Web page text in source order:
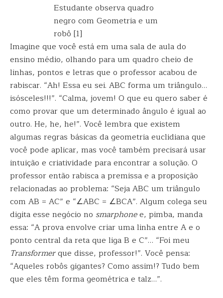
Estudante observa quadro
negro com Geometria e um
robô [1]
Imagine que você está em uma sala de aula do
ensino médio, olhando para um quadro cheio de
linhas, pont­­os e letras que o professor acabou de
rabiscar. “Ah! Essa eu sei. ABC forma um triângulo…
isósceles!!!”. “Calma, jovem! O que eu quero saber é
como provar que um determinado ângulo é igual ao
outro. He, he, he!”. Você lembra que existem
algumas regras básicas da geometria euclidiana que
você pode aplicar, mas você também precisará usar
intuição e criatividade para encontrar a solução. O
professor então rabisca a premissa e a proposição
relacionadas ao problema: “Seja ABC um triângulo
com AB = AC” e “∠ABC = ∠BCA”. Algum colega seu
digita esse negócio no smarphonee, pimba, manda
essa: “A prova envolve criar uma linha entre A e o
ponto central da reta que liga B e C”… “Foi meu
Transformerque disse, professor!”. Você pensa:
“Aqueles robôs gigantes? Como assim!? Tudo bem
que eles têm forma geométrica e talz…”.